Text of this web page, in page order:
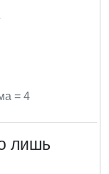
= 4
лишь